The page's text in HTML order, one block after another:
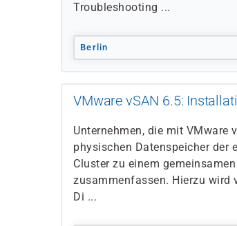
Troubleshooting ...
Berlin
VMware vSAN 6.5:
Unternehmen, die mit VMware
physischen Datenspeicher der
Cluster zu einem
zusammenfassen. Hierzu wird
Di ...